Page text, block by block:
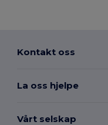
Kontakt oss
La oss hjelpe
Vårt selskap